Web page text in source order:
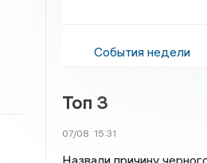
События недели
Топ 3
07/08 15:31
Назвали причину